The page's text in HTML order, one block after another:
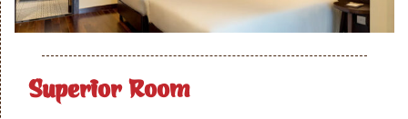
Superior Room